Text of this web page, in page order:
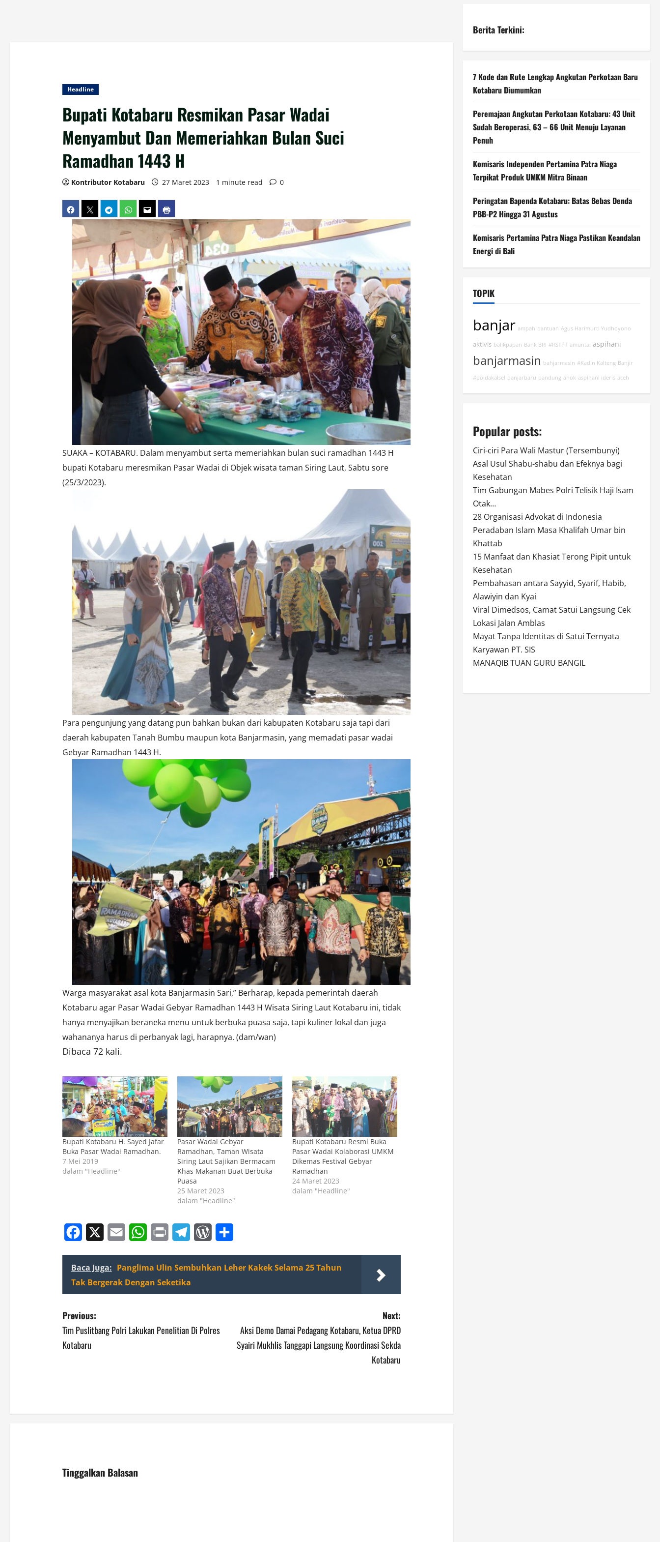
Headline
Bupati Kotabaru Resmikan Pasar Wadai
Menyambut Dan Memeriahkan Bulan Suci
Ramadhan 1443 H
Kontributor Kotabaru 27 Maret 2023 1 minute read 0
SUAKA – KOTABARU. Dalam menyambut serta memeriahkan bulan suci ramadhan 1443 H
bupati Kotabaru meresmikan Pasar Wadai di Objek wisata taman Siring Laut, Sabtu sore
(25/3/2023).
Para pengunjung yang datang pun bahkan bukan dari kabupaten Kotabaru saja tapi dari
daerah kabupaten Tanah Bumbu maupun kota Banjarmasin, yang memadati pasar wadai
Gebyar Ramadhan 1443 H.
Warga masyarakat asal kota Banjarmasin Sari,” Berharap, kepada pemerintah daerah
Kotabaru agar Pasar Wadai Gebyar Ramadhan 1443 H Wisata Siring Laut Kotabaru ini, tidak
hanya menyajikan beraneka menu untuk berbuka puasa saja, tapi kuliner lokal dan juga
wahananya harus di perbanyak lagi, harapnya. (dam/wan)
Dibaca 72 kali.
Bupati Kotabaru H. Sayed Jafar
Buka Pasar Wadai Ramadhan.
7 Mei 2019
dalam "Headline"
Pasar Wadai Gebyar
Ramadhan, Taman Wisata
Siring Laut Sajikan Bermacam
Khas Makanan Buat Berbuka
Puasa
25 Maret 2023
dalam "Headline"
Bupati Kotabaru Resmi Buka
Pasar Wadai Kolaborasi UMKM
Dikemas Festival Gebyar
Ramadhan
24 Maret 2023
dalam "Headline"
Facebook Email WhatsApp
Print TelegramWordPress
Baca Juga: Panglima Ulin Sembuhkan Leher Kakek Selama 25 Tahun
Tak Bergerak Dengan Seketika
P
o
a
g
Previous:
Tim Puslitbang Polri Lakukan Penelitian Di Polres
Kotabaru
Next:
Aksi Demo Damai Pedagang Kotabaru, Ketua DPRD
Syairi Mukhlis Tanggapi Langsung Koordinasi Sekda
Kotabaru
Tinggalkan Balasan
Berita Terkini:
7 Kode dan Rute Lengkap Angkutan Perkotaan Baru
Kotabaru Diumumkan
Peremajaan Angkutan Perkotaan Kotabaru: 43 Unit
Sudah Beroperasi, 63 – 66 Unit Menuju Layanan
Penuh
Komisaris Independen Pertamina Patra Niaga
Terpikat Produk UMKM Mitra Binaan
Peringatan Bapenda Kotabaru: Batas Bebas Denda
PBB-P2 Hingga 31 Agustus
Komisaris Pertamina Patra Niaga Pastikan Keandalan
Energi di Bali
TOPIK
banjar ampah bantuan Agus Harimurti Yudhoyono
aktivis balikpapan Bank BRI #RSTPT amuntai aspihani
banjarmasin bahjarmasin #Kadin Kalteng Banjir
#poldakalsel banjarbaru bandung ahok aspihani ideris aceh
Popular posts:
Ciri-ciri Para Wali Mastur (Tersembunyi)
Asal Usul Shabu-shabu dan Efeknya bagi
Kesehatan
Tim Gabungan Mabes Polri Telisik Haji Isam
Otak…
28 Organisasi Advokat di Indonesia
Peradaban Islam Masa Khalifah Umar bin
Khattab
15 Manfaat dan Khasiat Terong Pipit untuk
Kesehatan
Pembahasan antara Sayyid, Syarif, Habib,
Alawiyin dan Kyai
Viral Dimedsos, Camat Satui Langsung Cek
Lokasi Jalan Amblas
Mayat Tanpa Identitas di Satui Ternyata
Karyawan PT. SIS
MANAQIB TUAN GURU BANGIL